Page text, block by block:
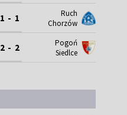
1 - 1
Ruch
Chorzów
2 - 2
Pogoń
Siedlce